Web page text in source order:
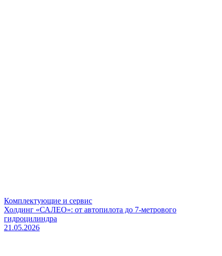
Комплектующие и сервис
Холдинг «САЛЕО»: от автопилота до 7-метрового
гидроцилиндра
21.05.2026